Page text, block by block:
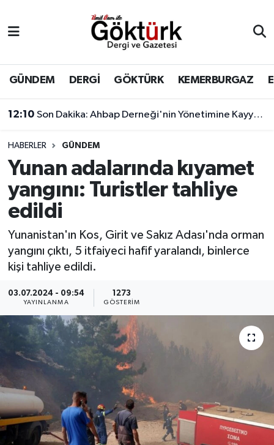
GÜNDEM DERGİ GÖKTÜRK KEMERBURGAZ
12:10 Son Dakika: Ahbap Derneği'nin Yönetimine Kayyum Atandı
HABERLER GÜNDEM
Yunan adalarında kıyamet
yangını: Turistler tahliye
edildi
Yunanistan'ın Kos, Girit ve Sakız Adası'nda orman
yangını çıktı, 5 itfaiyeci hafif yaralandı, binlerce
kişi tahliye edildi.
03.07.2024 - 09:54
YAYINLANMA
1273
GÖSTERIM
BİLİM
DERGİ
DÜNYA
EĞİTİM
EKONOMİ
GÖKTÜRK
GÜNDEM
KEMERBURGAZ
KÜLTÜR - SANAT
MAGAZİN
ÖZEL HABER
SAĞLIK
Eyüpsultan Hava Durumu
Eyüpsultan Trafik Yoğunluk Haritası
Süper Lig Puan Durumu ve Fikstür
Tüm Manşetler
Son Dakika Haberleri
Haber Arşivi